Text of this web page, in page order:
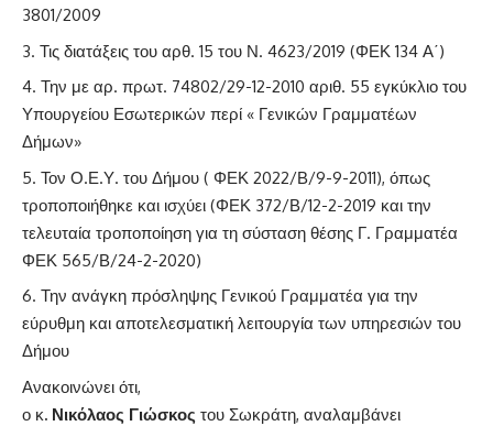
3801/2009
Τις διατάξεις του αρθ. 15 του Ν. 4623/2019 (ΦΕΚ 134 Α΄)
Την με αρ. πρωτ. 74802/29-12-2010 αριθ. 55 εγκύκλιο του
Υπουργείου Εσωτερικών περί « Γενικών Γραμματέων
Δήμων»
Τον Ο.Ε.Υ. του Δήμου ( ΦΕΚ 2022/Β/9-9-2011), όπως
τροποποιήθηκε και ισχύει (ΦΕΚ 372/Β/12-2-2019 και την
τελευταία τροποποίηση για τη σύσταση θέσης Γ. Γραμματέα
ΦΕΚ 565/Β/24-2-2020)
Την ανάγκη πρόσληψης Γενικού Γραμματέα για την
εύρυθμη και αποτελεσματική λειτουργία των υπηρεσιών του
Δήμου
Ανακοινώνει ότι,
ο κ. Νικόλαος Γιώσκος του Σωκράτη, αναλαμβάνει